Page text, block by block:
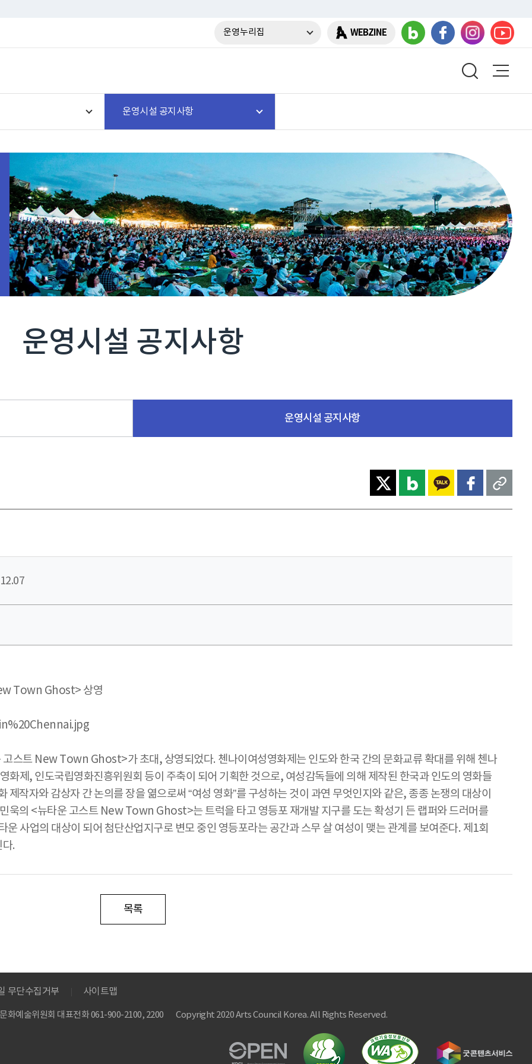
운영누리집 WEBZINE
운영시설 공지사항
운영시설 공지사항
운영시설 공지사항
Town Ghost> 상영
스트 New Town Ghost>가 초대, 상영되었다. 첸나이여성영화제는 인도와 한국 간의 문화교류 확대를 위해 첸나
제, 인도국립영화진흥위원회 등이 주축이 되어 기획한 것으로, 여성감독들에 의해 제작된 한국과 인도의 영화들
작자와 감상자 간 논의를 장을 엶으로써 “여성 영화”를 구성하는 것이 과연 무엇인지와 같은, 종종 논쟁의 대상이
욱의 <뉴타운 고스트 New Town Ghost>는 트럭을 타고 영등포 재개발 지구를 도는 확성기 든 랩퍼와 드러머를
사업의 대상이 되어 첨단산업지구로 변모 중인 영등포라는 공간과 스무 살 여성이 맺는 관계를 보여준다. 제1회
.
목록
무단수집거부 사이트맵
화예술위원회 대표전화 061-900-2100, 2200 Copyright 2020 Arts Council Korea. All Rights Reserved.